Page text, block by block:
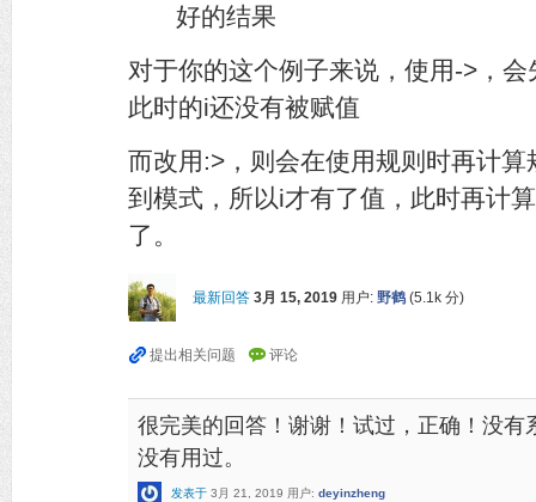
好的结果
对于你的这个例子来说，使用->，
此时的i还没有被赋值
而改用:>，则会在使用规则时再计
到模式，所以i才有了值，此时再计
了。
最新回答 3月 15, 2019 用户: 野鹤 (5.1k 分)
很完美的回答！谢谢！试过，正确！没
没有用过。
发表于 3月 21, 2019 用户: deyinzheng